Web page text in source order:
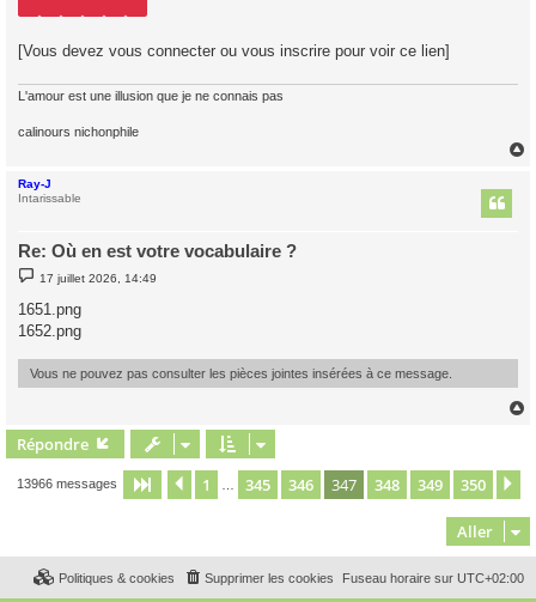
[Vous devez vous connecter ou vous inscrire pour voir ce lien]
L'amour est une illusion que je ne connais pas
calinours nichonphile
Ray-J
Intarissable
Re: Où en est votre vocabulaire ?
M
s
s
a
e
17 juillet 2026, 14:49
1651.png
1652.png
Vous ne pouvez pas consulter les pièces jointes insérées à ce message.
Répondre
13966 messages Page 347 sur350
Précédent
1 … 345 346 347 348 349 350
Aller
Fuseau horaire sur UTC+02:00
Supprimer les cookies
Politiques & cookies